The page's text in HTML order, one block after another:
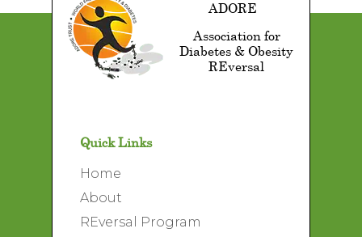
ADORE
Association for
Diabetes & Obesity
REversal
Quick Links
Home
About
REversal Program